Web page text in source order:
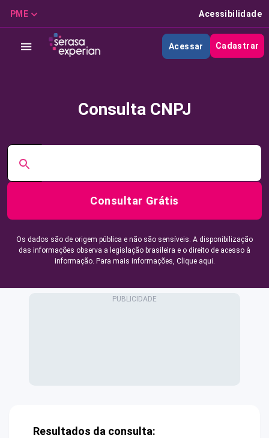
PME Acessibilidade
Acessar Cadastrar
Consulta CNPJ
Consultar Grátis
Os dados são de origem pública e não são sensíveis. A disponibilização
das informações observa a legislação brasileira e o direito de acesso à
informação. Para mais informações, Clique aqui.
Resultados da consulta: